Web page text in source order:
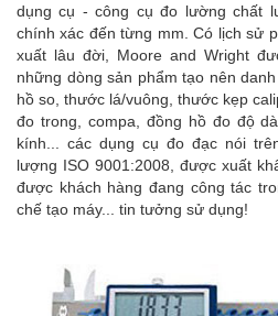
dụng cụ - công cụ đo lường chất
chính xác đến từng mm. Có lịch sử
xuất lâu đời, Moore and Wright
những dòng sản phẩm tạo nên
hồ so, thước lá/vuông, thước kẹp
đo trong, compa, đồng hồ đo độ
kính... các dụng cụ đo đạc nói
lượng ISO 9001:2008, được xuất
được khách hàng đang công tác
chế tạo máy... tin tưởng sử dụng!